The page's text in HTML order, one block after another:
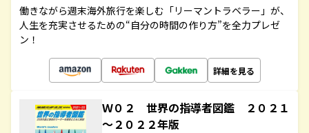
働きながら週末海外旅行を楽しむ「リーマントラベラー」が、
人生を充実させるための“自分の時間の作り方”を全力プレゼ
ン！
詳細を見る
Ｗ０２ 世界の指導者図鑑 ２０２１
～２０２２年版